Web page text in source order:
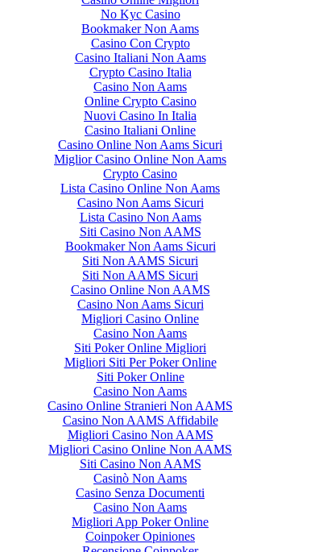
No Kyc Casino
Bookmaker Non Aams
Casino Con Crypto
Casino Italiani Non Aams
Crypto Casino Italia
Casino Non Aams
Online Crypto Casino
Nuovi Casino In Italia
Casino Italiani Online
Casino Online Non Aams Sicuri
Miglior Casino Online Non Aams
Crypto Casino
Lista Casino Online Non Aams
Casino Non Aams Sicuri
Lista Casino Non Aams
Siti Casino Non AAMS
Bookmaker Non Aams Sicuri
Siti Non AAMS Sicuri
Siti Non AAMS Sicuri
Casino Online Non AAMS
Casino Non Aams Sicuri
Migliori Casino Online
Casino Non Aams
Siti Poker Online Migliori
Migliori Siti Per Poker Online
Siti Poker Online
Casino Non Aams
Casino Online Stranieri Non AAMS
Casino Non AAMS Affidabile
Migliori Casino Non AAMS
Migliori Casino Online Non AAMS
Siti Casino Non AAMS
Casinò Non Aams
Casino Senza Documenti
Casino Non Aams
Migliori App Poker Online
Coinpoker Opiniones